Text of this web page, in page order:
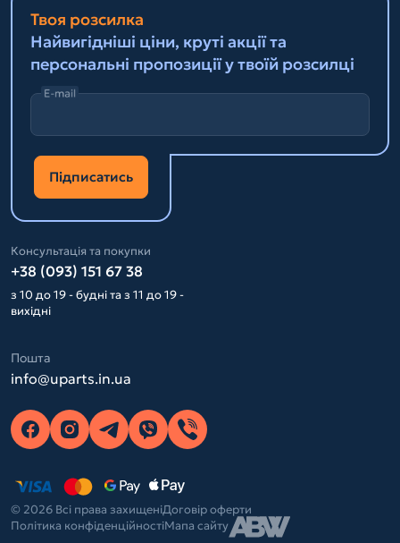
Твоя розсилка
Найвигідніші ціни, круті акції та
персональні пропозиції у твоїй розсилці
E-mail
Підписатись
Консультація та покупки
+38 (093) 151 67 38
з 10 до 19 - будні та з 11 до 19 -
вихідні
Пошта
info@uparts.in.ua
© 2026 Всі права захищеніДоговір оферти
Політика конфіденційностіМапа сайту